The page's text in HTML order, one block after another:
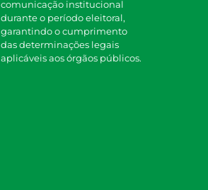
comunicação institucional
durante o período eleitoral,
garantindo o cumprimento
das determinações legais
aplicáveis aos órgãos públicos.